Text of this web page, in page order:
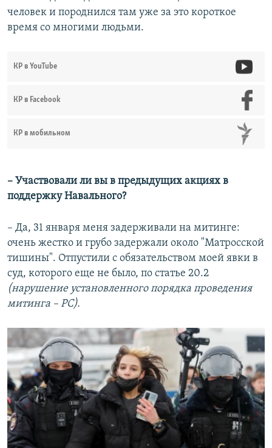
человек и породнился там уже за это короткое
время со многими людьми.
КР в YouTube
КР в Facebook
КР в мобильном
– Участвовали ли вы в предыдущих акциях в
поддержку Навального?
– Да, 31 января меня задерживали на митинге:
очень жестко и грубо задержали около "Матросской
тишины". Отпустили с обязательством моей явки в
суд, которого еще не было, по статье 20.2
(нарушение установленного порядка проведения
митинга – РС).